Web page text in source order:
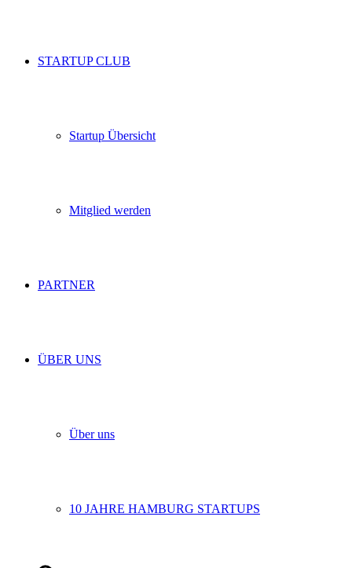
STARTUP CLUB
Startup Übersicht
Mitglied werden
PARTNER
ÜBER UNS
Über uns
10 JAHRE HAMBURG STARTUPS